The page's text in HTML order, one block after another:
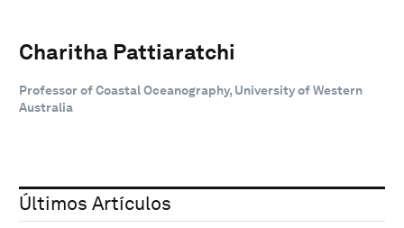
Charitha Pattiaratchi
Professor of Coastal Oceanography, University of Western
Australia
Últimos Artículos